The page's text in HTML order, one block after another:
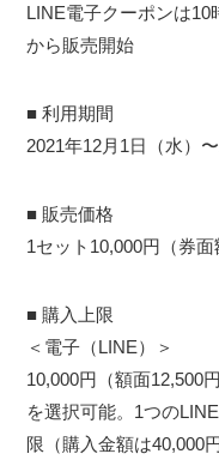
LINE電子クーポンは
から販売開始
■ 利用期間
2021年12月1日（水）
■ 販売価格
1セット10,000円（券面
■ 購入上限
＜電子（LINE）＞
10,000円（額面12,500
を選択可能。1つの
限（購入金額は40,000